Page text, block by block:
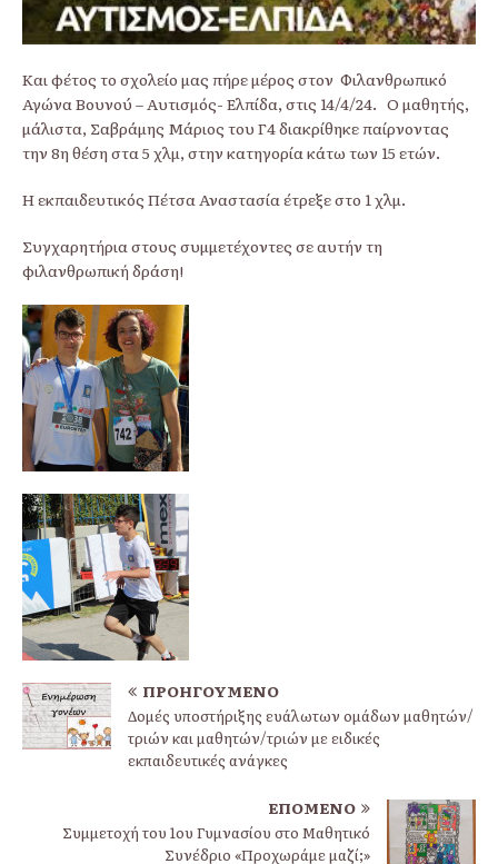
Και φέτος το σχολείο μας πήρε μέρος στον Φιλανθρωπικό
Αγώνα Βουνού – Αυτισμός- Ελπίδα, στις 14/4/24. Ο μαθητής,
μάλιστα, Σαβράμης Μάριος του Γ4 διακρίθηκε παίρνοντας
την 8η θέση στα 5 χλμ, στην κατηγορία κάτω των 15 ετών.
Η εκπαιδευτικός Πέτσα Αναστασία έτρεξε στο 1 χλμ.
Συγχαρητήρια στους συμμετέχοντες σε αυτήν τη
φιλανθρωπική δράση!
ΠΡΟΗΓΟΎΜΕΝΟ
Δομές υποστήριξης ευάλωτων ομάδων μαθητών/
τριών και μαθητών/τριών με ειδικές
εκπαιδευτικές ανάγκες
ΕΠΌΜΕΝΟ
Συμμετοχή του 1ου Γυμνασίου στο Μαθητικό
Συνέδριο «Προχωράμε μαζί;»